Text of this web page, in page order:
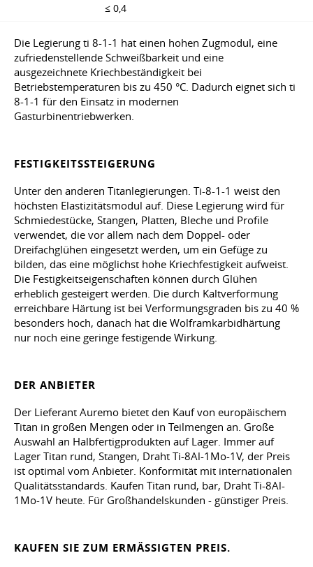
≤ 0,4
Die Legierung ti 8-1-1 hat einen hohen Zugmodul, eine
zufriedenstellende Schweißbarkeit und eine
ausgezeichnete Kriechbeständigkeit bei
Betriebstemperaturen bis zu 450 °C. Dadurch eignet sich ti
8-1-1 für den Einsatz in modernen
Gasturbinentriebwerken.
FESTIGKEITSSTEIGERUNG
Unter den anderen Titanlegierungen. Ti-8-1-1 weist den
höchsten Elastizitätsmodul auf. Diese Legierung wird für
Schmiedestücke, Stangen, Platten, Bleche und Profile
verwendet, die vor allem nach dem Doppel- oder
Dreifachglühen eingesetzt werden, um ein Gefüge zu
bilden, das eine möglichst hohe Kriechfestigkeit aufweist.
Die Festigkeitseigenschaften können durch Glühen
erheblich gesteigert werden. Die durch Kaltverformung
erreichbare Härtung ist bei Verformungsgraden bis zu 40 %
besonders hoch, danach hat die Wolframkarbidhärtung
nur noch eine geringe festigende Wirkung.
DER ANBIETER
Der Lieferant Auremo bietet den Kauf von europäischem
Titan in großen Mengen oder in Teilmengen an. Große
Auswahl an Halbfertigprodukten auf Lager. Immer auf
Lager Titan rund, Stangen, Draht Ti-8Al-1Mo-1V, der Preis
ist optimal vom Anbieter. Konformität mit internationalen
Qualitätsstandards. Kaufen Titan rund, bar, Draht Ti-8Al-
1Mo-1V heute. Für Großhandelskunden - günstiger Preis.
KAUFEN SIE ZUM ERMÄSSIGTEN PREIS.